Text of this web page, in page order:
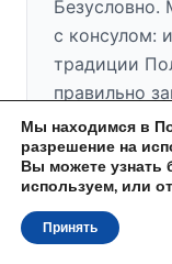
Безусловно.
с консулом:
традиции
правильно
Карту
Есть ли у
Мы находимся в
разрешение на
Вы можете узнать
используем, или
Принять